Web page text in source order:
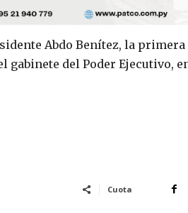
Abdo Benítez, la primera
gabinete del Poder Ejecutivo,
Cuota